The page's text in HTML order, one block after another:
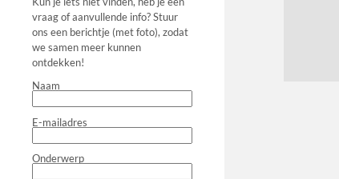
vraag of aanvullende info? Stuur
ons een berichtje (met foto), zodat
we samen meer kunnen
ontdekken!
Naam
E-mailadres
Onderwerp